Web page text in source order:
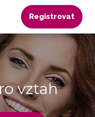
Registrovat
vztah